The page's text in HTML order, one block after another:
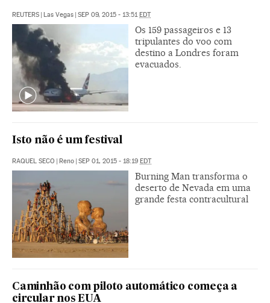
REUTERS | Las Vegas | SEP 09, 2015 - 13:51EDT
Os 159 passageiros e 13
tripulantes do voo com
destino a Londres foram
evacuados.
Isto não é um festival
RAQUEL SECO | Reno | SEP 01, 2015 - 18:19 EDT
Burning Man transforma o
deserto de Nevada em uma
grande festa contracultural
Caminhão com piloto automático começa a
circular nos EUA